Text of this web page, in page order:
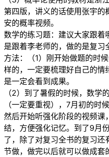
第四版，讲义的话使用张宇
安的概率视频。
数学的练习题：建议大家跟
是跟着李老师的，做的是复习
方法：（1）刚开始做题的时
样的，一定要梳理好自己的
是一定会看到成果。
（2）到了暑假的时候，数学
（一定要重视），7月初的时
然后开始听强化阶段的视频
结，方便强化记忆。到了9月
了，除了对复习全书的复习
节做，做完以后就可以做成